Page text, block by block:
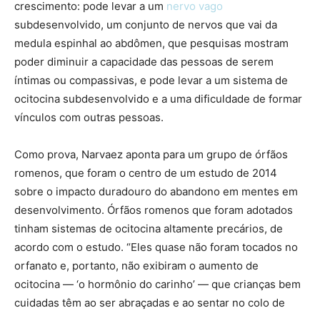
crescimento: pode levar a um nervo vago
subdesenvolvido, um conjunto de nervos que vai da
medula espinhal ao abdômen, que pesquisas mostram
poder diminuir a capacidade das pessoas de serem
íntimas ou compassivas, e pode levar a um sistema de
ocitocina subdesenvolvido e a uma dificuldade de formar
vínculos com outras pessoas.
Como prova, Narvaez aponta para um grupo de órfãos
romenos, que foram o centro de um estudo de 2014
sobre o impacto duradouro do abandono em mentes em
desenvolvimento. Órfãos romenos que foram adotados
tinham sistemas de ocitocina altamente precários, de
acordo com o estudo. “Eles quase não foram tocados no
orfanato e, portanto, não exibiram o aumento de
ocitocina — ‘o hormônio do carinho’ — que crianças bem
cuidadas têm ao ser abraçadas e ao sentar no colo de